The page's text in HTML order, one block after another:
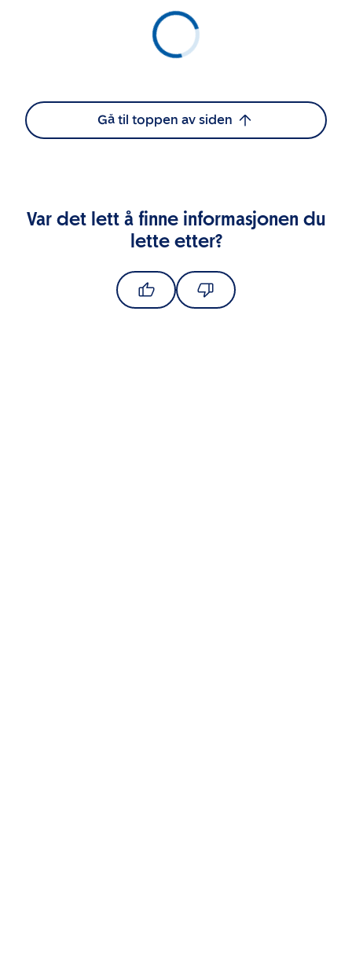
Gå til toppen av siden
Var det lett å finne informasjonen du
lette etter?